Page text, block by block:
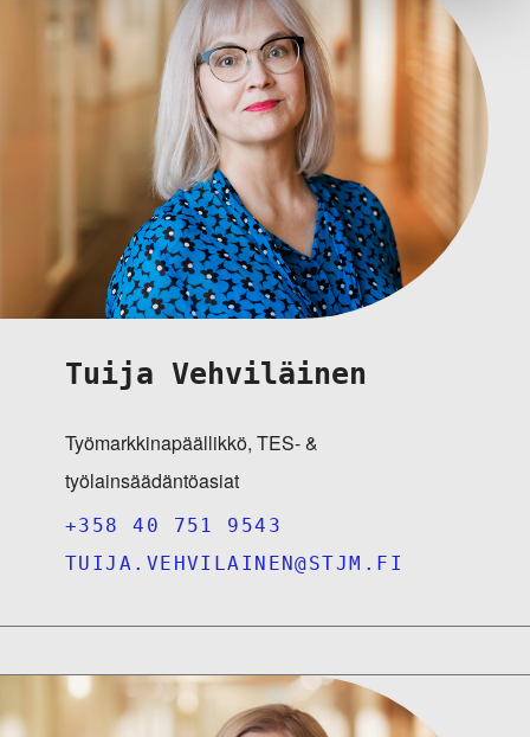
Tuija Vehviläinen
Työmarkkinapäällikkö, TES- &
työlainsäädäntöasiat
+358 40 751 9543
TUIJA.VEHVILAINEN@STJM.FI